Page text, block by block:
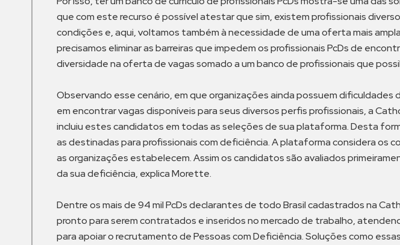
que com este recurso é possível atestar que sim, existem profissionais
condições e, aqui, voltamos também à necessidade de uma oferta mais
precisamos eliminar as barreiras que impedem os profissionais PcDs de
diversidade na oferta de vagas somado a um banco de profissionais que
Observando esse cenário, em que organizações ainda possuem
em encontrar vagas disponíveis para seus diversos perfis profissionais, a
incluiu estes candidatos em todas as seleções de sua plataforma. Desta
as destinadas para profissionais com deficiência. A plataforma considera os
as organizações estabelecem. Assim os candidatos são avaliados
da sua deficiência, explica Morette.
Dentre os mais de 94 mil PcDs declarantes de todo Brasil cadastrados na
pronto para serem contratados e inseridos no mercado de trabalho,
para apoiar o recrutamento de Pessoas com Deficiência. Soluções como